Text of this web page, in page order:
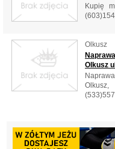
Kupię
Olkusz
Olkusz